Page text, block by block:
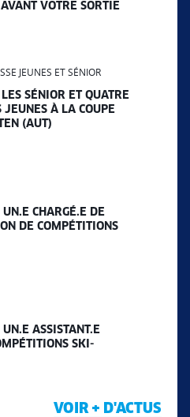
AVANT VOTRE SORTIE
JEUNES ET SÉNIOR
SÉNIOR ET QUATRE
JEUNES À LA COUPE
(AUT)
CHARGÉ.E DE
DE COMPÉTITIONS
ASSISTANT.E
SKI-
VOIR + D'ACTUS